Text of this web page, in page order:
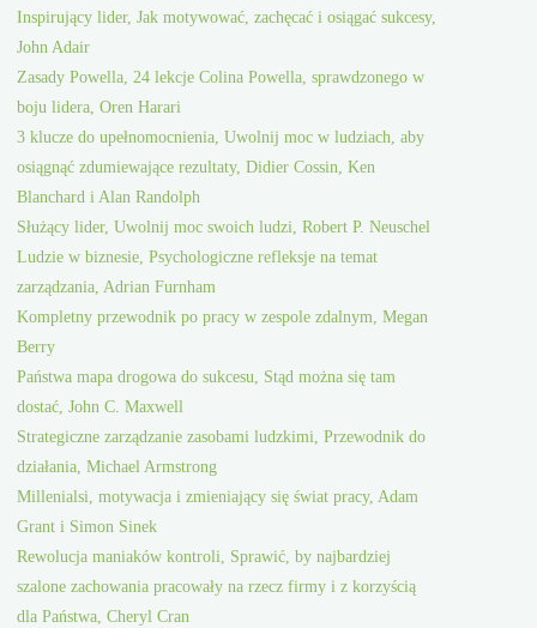
Inspirujący lider, Jak motywować, zachęcać i osiągać sukcesy,
John Adair
Zasady Powella, 24 lekcje Colina Powella, sprawdzonego w
boju lidera, Oren Harari
3 klucze do upełnomocnienia, Uwolnij moc w ludziach, aby
osiągnąć zdumiewające rezultaty, Didier Cossin, Ken
Blanchard i Alan Randolph
Służący lider, Uwolnij moc swoich ludzi, Robert P. Neuschel
Ludzie w biznesie, Psychologiczne refleksje na temat
zarządzania, Adrian Furnham
Kompletny przewodnik po pracy w zespole zdalnym, Megan
Berry
Państwa mapa drogowa do sukcesu, Stąd można się tam
dostać, John C. Maxwell
Strategiczne zarządzanie zasobami ludzkimi, Przewodnik do
działania, Michael Armstrong
Millenialsi, motywacja i zmieniający się świat pracy, Adam
Grant i Simon Sinek
Rewolucja maniaków kontroli, Sprawić, by najbardziej
szalone zachowania pracowały na rzecz firmy i z korzyścią
dla Państwa, Cheryl Cran